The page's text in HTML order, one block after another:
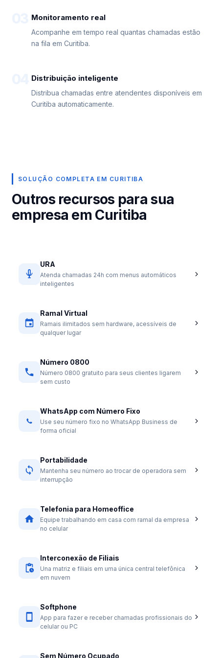
Monitoramento real
Acompanhe em tempo real quantas chamadas estão
na fila em Curitiba.
Distribuição inteligente
Distribua chamadas entre atendentes disponíveis em
Curitiba automaticamente.
SOLUÇÃO COMPLETA EM CURITIBA
Outros recursos para sua
empresa em Curitiba
URA
Atenda chamadas 24h com menus automáticos
inteligentes
Ramal Virtual
Ramais ilimitados sem hardware, acessíveis de
qualquer lugar
Número 0800
Número 0800 gratuito para seus clientes ligarem
sem custo
WhatsApp com Número Fixo
Use seu número fixo no WhatsApp Business de
forma oficial
Portabilidade
Mantenha seu número ao trocar de operadora sem
interrupção
Telefonia para Homeoffice
Equipe trabalhando em casa com ramal da empresa
no celular
Interconexão de Filiais
Una matriz e filiais em uma única central telefônica
em nuvem
Softphone
App para fazer e receber chamadas profissionais do
celular ou PC
Sem Número Ocupado